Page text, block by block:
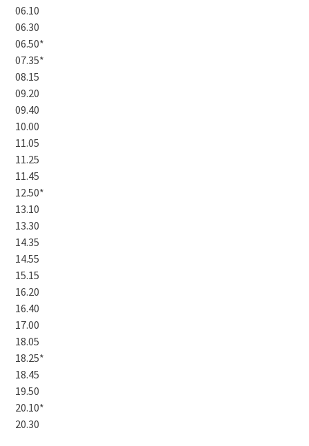
06.10
06.30
06.50*
07.35*
08.15
09.20
09.40
10.00
11.05
11.25
11.45
12.50*
13.10
13.30
14.35
14.55
15.15
16.20
16.40
17.00
18.05
18.25*
18.45
19.50
20.10*
20.30